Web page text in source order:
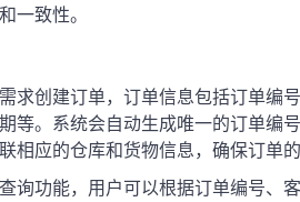
一致性。
求创建订单，订单信息包括订单编
等。系统会自动生成唯一的订单编
相应的仓库和货物信息，确保订单的
询功能，用户可以根据订单编号、